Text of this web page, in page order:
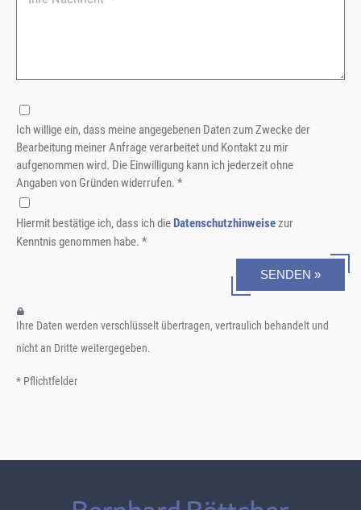
Ich willige ein, dass meine angegebenen Daten zum Zwecke der
Bearbeitung meiner Anfrage verarbeitet und Kontakt zu mir
aufgenommen wird. Die Einwilligung kann ich jederzeit ohne
Angaben von Gründen widerrufen. *
Hiermit bestätige ich, dass ich dieDatenschutzhinweisezur
Kenntnis genommen habe. *
SENDEN »
Ihre Daten werden verschlüsselt übertragen, vertraulich behandelt und
nicht an Dritte weitergegeben.
* Pflichtfelder